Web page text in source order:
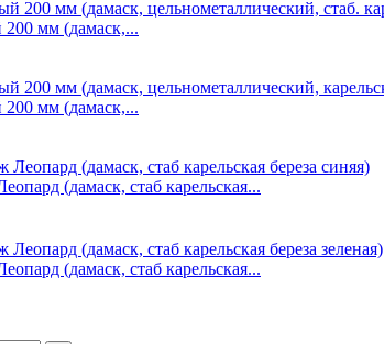
мм (дамаск,...
мм (дамаск,...
(дамаск, стаб карельская...
(дамаск, стаб карельская...